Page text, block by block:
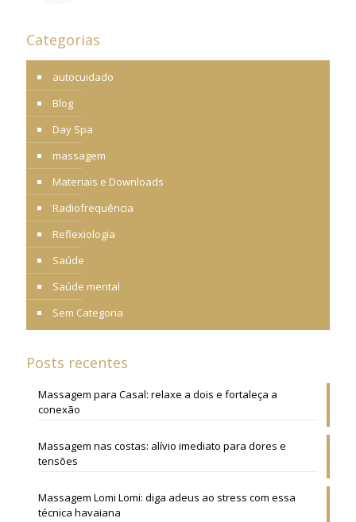
Categorias
autocuidado
Blog
Day Spa
massagem
Materiais e Downloads
Radiofrequência
Reflexiologia
Saúde
Saúde mental
Sem Categoria
Posts recentes
Massagem para Casal: relaxe a dois e fortaleça a
conexão
Massagem nas costas: alívio imediato para dores e
tensões
Massagem Lomi Lomi: diga adeus ao stress com essa
técnica havaiana